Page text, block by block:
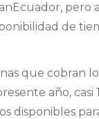
pero
de
que cobran
año,
disponibles